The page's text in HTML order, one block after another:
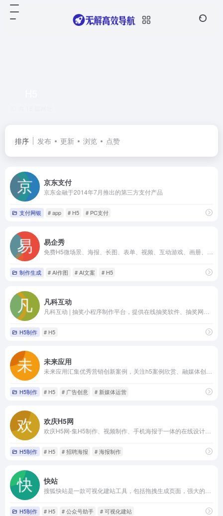
排序 发布 更新 浏览 点赞
京东支付
京东金融于2014年7月推出的第三方支付产品
支付网银 # app # H5 # PC支付
易企秀
制作生成 # AI作图 # AI文案 # H5
凡科互动
H5制作 # H5
未来应用
H5制作 # H5 # 广告创意 # 新媒体运营
欢庆H5网
H5制作 # H5 # 招聘海报 # 海报制作
快站
H5制作 # H5 # 公众号助手 # 可视化建站